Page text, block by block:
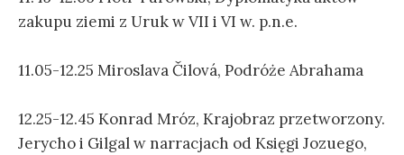
zakupu ziemi z Uruk w VII i VI w. p.n.e.
11.05-12.25 Miroslava Čilová, Podróże Abrahama
12.25-12.45 Konrad Mróz, Krajobraz przetworzony.
Jerycho i Gilgal w narracjach od Księgi Jozuego,